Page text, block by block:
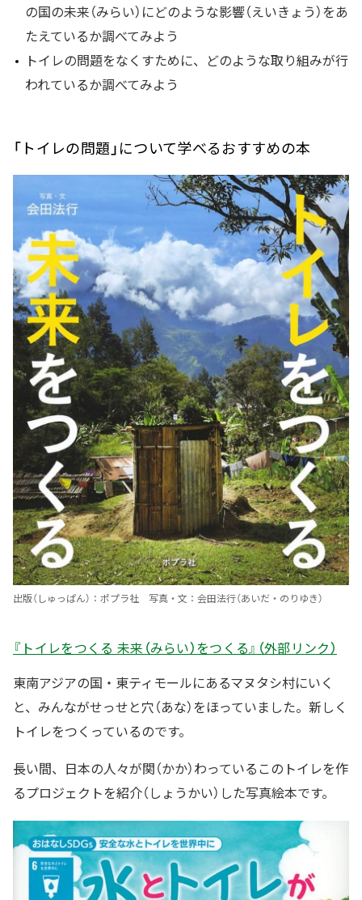
の国の未来（みらい）にどのような影響（えいきょう）をあ
たえているか調べてみよう
トイレの問題をなくすために、どのような取り組みが行
われているか調べてみよう
「トイレの問題」について学べるおすすめの本
出版（しゅっぱん）：ポプラ社 写真・文：会田法行（あいだ・のりゆき）
『トイレをつくる 未来（みらい）をつくる』（外部リンク）
東南アジアの国・東ティモールにあるマヌタシ村にいく
と、みんながせっせと穴（あな）をほっていました。新しく
トイレをつくっているのです。
長い間、日本の人々が関（かか）わっているこのトイレを作
るプロジェクトを紹介（しょうかい）した写真絵本です。